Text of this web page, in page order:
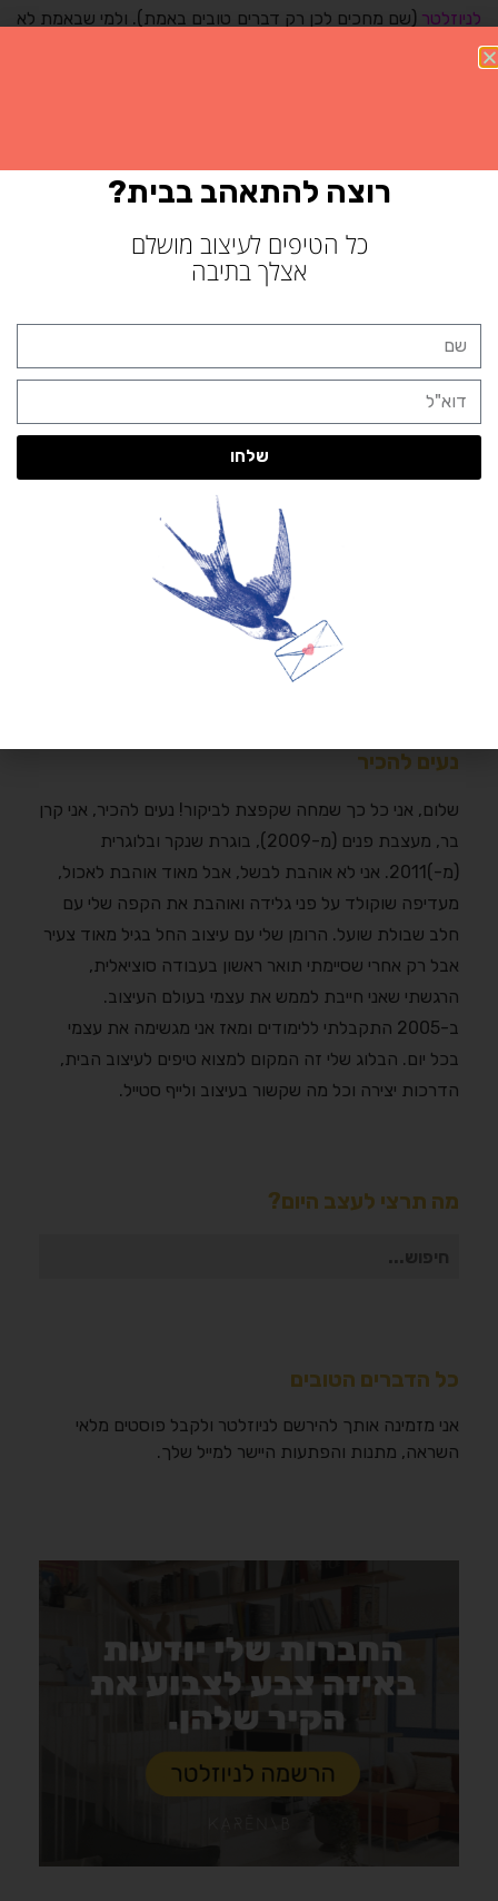
לניוזלטר (שם מחכים לכן רק דברים טובים באמת). ולמי שבאמת לא
מצליחה להתאפק… יש תמונות בודדות ב
נעים להכיר
שלום, אני כל כך שמחה שקפצת לביקור! נעים להכיר, אני קרן
בר, מעצבת פנים (מ-2009), בוגרת שנקר ובלוגרית
(מ-)2011. אני לא אוהבת לבשל, אבל מאוד אוהבת לאכול,
מעדיפה שוקולד על פני גלידה ואוהבת את הקפה שלי עם
חלב שבולת שועל. הרומן שלי עם עיצוב החל בגיל מאוד צעיר
אבל רק אחרי שסיימתי תואר ראשון בעבודה סוציאלית,
הרגשתי שאני חייבת לממש את עצמי בעולם העיצוב.
ב-2005 התקבלתי ללימודים ומאז אני מגשימה את עצמי
בכל יום. הבלוג שלי זה המקום למצוא טיפים לעיצוב הבית,
הדרכות יצירה וכל מה שקשור בעיצוב ולייף סטייל.
מה תרצי לעצב היום?
חיפוש
כל הדברים הטובים
אני מזמינה אותך להירשם לניוזלטר ולקבל פוסטים מלאי
השראה, מתנות והפתעות היישר למייל שלך.
רוצה להתאהב בבית?
כל הטיפים לעיצוב מושלם
אצלך בתיבה
שלחו